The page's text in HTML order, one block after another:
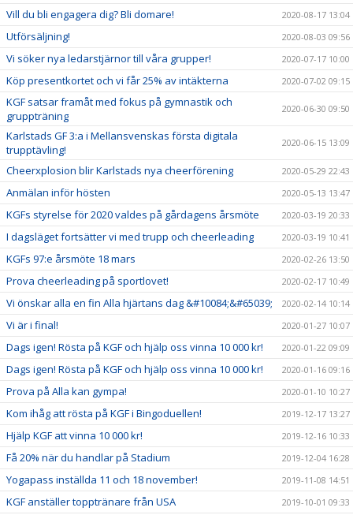
Vill du bli engagera dig? Bli domare! 2020-08-17 13:04
Utförsäljning! 2020-08-03 09:56
Vi söker nya ledarstjärnor till våra grupper! 2020-07-17 10:00
Köp presentkortet och vi får 25% av intäkterna 2020-07-02 09:15
KGF satsar framåt med fokus på gymnastik och
gruppträning
2020-06-30 09:50
Karlstads GF 3:a i Mellansvenskas första digitala
trupptävling!
2020-06-15 13:09
Cheerxplosion blir Karlstads nya cheerförening 2020-05-29 22:43
Anmälan inför hösten 2020-05-13 13:47
KGFs styrelse för 2020 valdes på gårdagens årsmöte 2020-03-19 20:33
I dagsläget fortsätter vi med trupp och cheerleading 2020-03-19 10:41
KGFs 97:e årsmöte 18 mars 2020-02-26 13:50
Prova cheerleading på sportlovet! 2020-02-17 10:49
Vi önskar alla en fin Alla hjärtans dag &#10084;&#65039; 2020-02-14 10:14
Vi är i final! 2020-01-27 10:07
Dags igen! Rösta på KGF och hjälp oss vinna 10 000 kr! 2020-01-22 09:09
Dags igen! Rösta på KGF och hjälp oss vinna 10 000 kr! 2020-01-16 09:16
Prova på Alla kan gympa! 2020-01-10 10:27
Kom ihåg att rösta på KGF i Bingoduellen! 2019-12-17 13:27
Hjälp KGF att vinna 10 000 kr! 2019-12-16 10:33
Få 20% när du handlar på Stadium 2019-12-04 16:28
Yogapass inställda 11 och 18 november! 2019-11-08 14:51
KGF anställer topptränare från USA 2019-10-01 09:33